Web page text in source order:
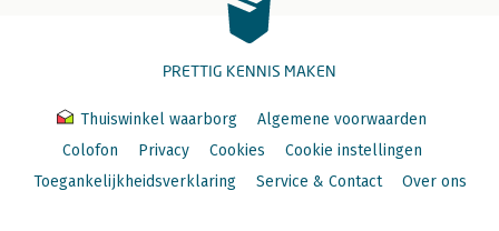
PRETTIG KENNIS MAKEN
Thuiswinkel waarborg
Algemene voorwaarden
Colofon
Privacy Cookies
Cookie instellingen
Toegankelijkheidsverklaring
Service & Contact Over ons